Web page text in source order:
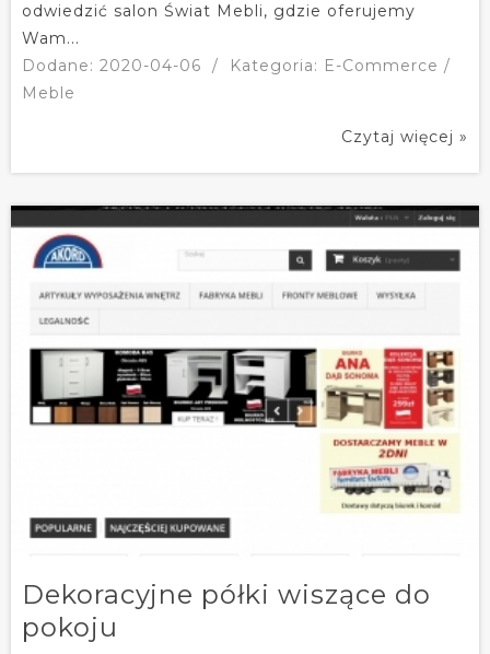
odwiedzić salon Świat Mebli, gdzie oferujemy
Wam...
Dodane: 2020-04-06
/
Kategoria: E-Commerce /
Meble
Czytaj więcej »
Dekoracyjne półki wiszące do
pokoju